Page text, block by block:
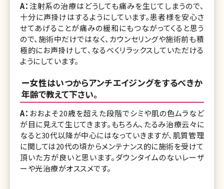
A：注射系の治療はどうしても痛みを生じてしまうので、
十分に声掛けはするようにしています。患者様を安心さ
せてあげることが痛みの緩和にもつながってくると思う
ので、施術中だけではなく、カウンセリングや施術前も積
極的にお声掛けして、なるべくリラックスしていただける
ようにしています。
ー女性はいつからアンチエイジングをするべきか
年齢で教えて下さい。
A： おおよそ20歳を超えた段階でシミや肌の色ムラなど
が目に見えて生じてきます。もちろん、たるみ治療云々に
なると30代以降が中心にはなっていきますが、肌質管理
に関しては20代の頃からメンテナンス的に施術を受けて
頂いた方が良いと思います。ダウンタイムのないレーザ
ーや光治療がオススメです。